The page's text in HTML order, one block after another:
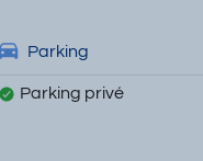
Parking
Parking privé